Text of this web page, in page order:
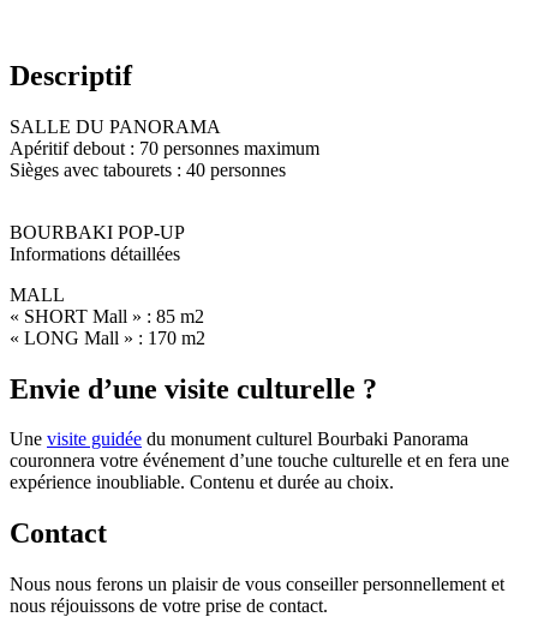
Descriptif
SALLE DU PANORAMA
Apéritif debout : 70 personnes maximum
Sièges avec tabourets : 40 personnes
BOURBAKI POP-UP
Informations détaillées
MALL
« SHORT Mall » : 85 m2
« LONG Mall » : 170 m2
Envie d’une visite culturelle ?
Une visite guidée du monument culturel Bourbaki Panorama
couronnera votre événement d’une touche culturelle et en fera une
expérience inoubliable. Contenu et durée au choix.
Contact
Nous nous ferons un plaisir de vous conseiller personnellement et
nous réjouissons de votre prise de contact.